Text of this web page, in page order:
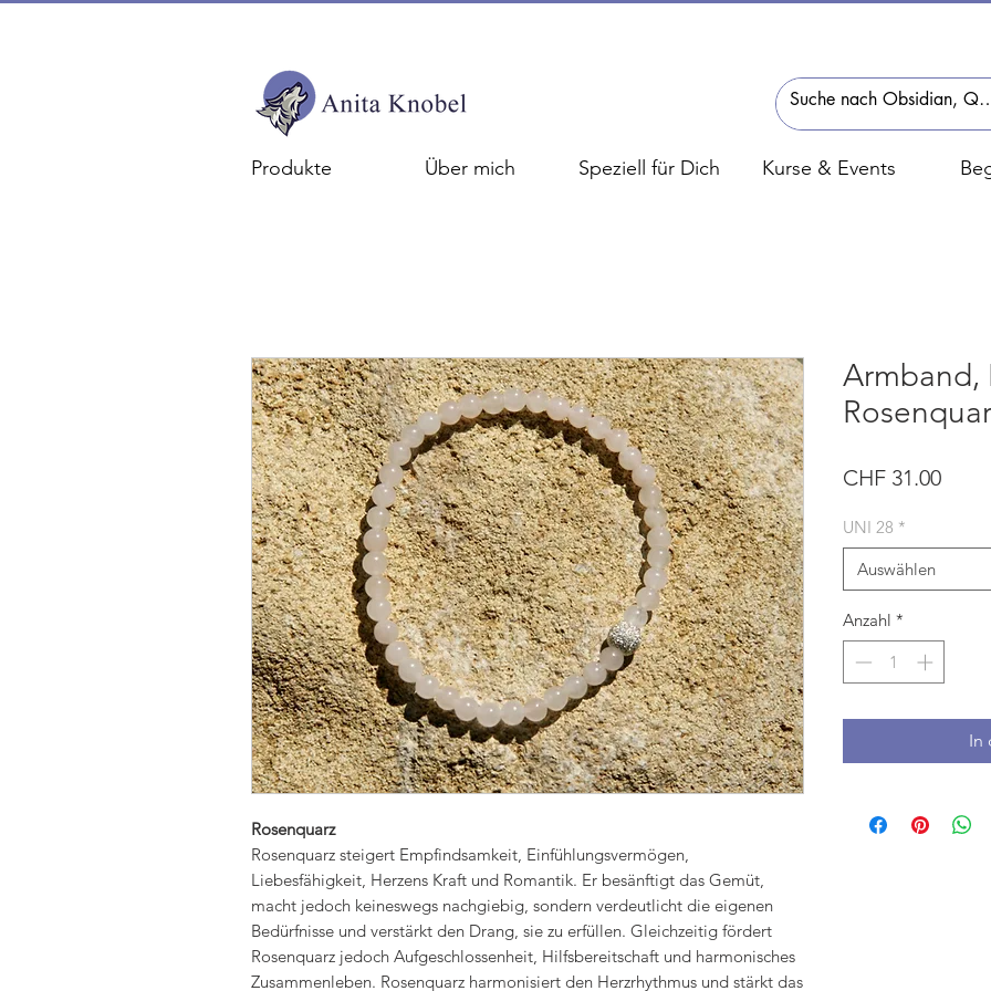
Produkte Über mich Speziell für Dich Kurse & Events
Rosenquarz
Rosenquarz steigert Empfindsamkeit, Einfühlungsvermögen,
Liebesfähigkeit, Herzens Kraft und Romantik. Er besänftigt das Gemüt,
macht jedoch keineswegs nachgiebig, sondern verdeutlicht die eigenen
Bedürfnisse und verstärkt den Drang, sie zu erfüllen. Gleichzeitig fördert
Rosenquarz jedoch Aufgeschlossenheit, Hilfsbereitschaft und harmonisches
Zusammenleben. Rosenquarz harmonisiert den Herzrhythmus und stärkt das
Armband,
CHF 31.00Preis
UNI 28 *
Auswählen
Anzahl *
In